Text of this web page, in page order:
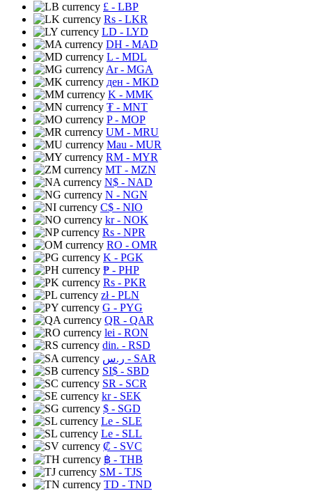
£ - LBP
Rs - LKR
LD - LYD
DH - MAD
L - MDL
Ar- MGA
ден - MKD
K - MMK
₮ - MNT
P- MOP
UM - MRU
Mau - MUR
RM - MYR
MT - MZN
N$ - NAD
N - NGN
C$ - NIO
kr- NOK
Rs - NPR
RO - OMR
K - PGK
₱ - PHP
Rs - PKR
zł- PLN
G - PYG
QR - QAR
lei - RON
din. - RSD
ر.س - SAR
SI$ - SBD
SR - SCR
kr- SEK
$ - SGD
Le - SLE
Le - SLL
₡ - SVC
฿ - THB
ЅМ - TJS
TD - TND